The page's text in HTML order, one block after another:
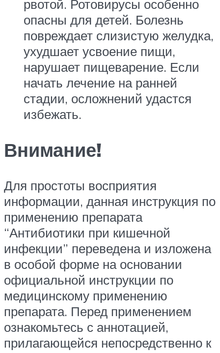
рвотой. Ротовирусы особенно
опасны для детей. Болезнь
повреждает слизистую желудка,
ухудшает усвоение пищи,
нарушает пищеварение. Если
начать лечение на ранней
стадии, осложнений удастся
избежать.
Внимание!
Для простоты восприятия
информации, данная инструкция по
применению препарата
“Антибиотики при кишечной
инфекции” переведена и изложена
в особой форме на основании
официальной инструкции по
медицинскому применению
препарата. Перед применением
ознакомьтесь с аннотацией,
прилагающейся непосредственно к